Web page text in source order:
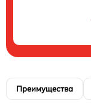
Преимущества